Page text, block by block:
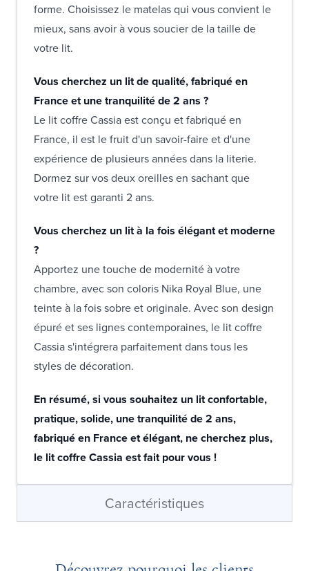
forme. Choisissez le matelas qui vous convient le
mieux, sans avoir à vous soucier de la taille de
votre lit.
Vous cherchez un lit de qualité, fabriqué en
France et une tranquilité de 2 ans ?
Le lit coffre Cassia est conçu et fabriqué en
France, il est le fruit d'un savoir-faire et d'une
expérience de plusieurs années dans la literie.
Dormez sur vos deux oreilles en sachant que
votre lit est garanti 2 ans.
Vous cherchez un lit à la fois élégant et moderne
?
Apportez une touche de modernité à votre
chambre, avec son coloris Nika Royal Blue, une
teinte à la fois sobre et originale. Avec son design
épuré et ses lignes contemporaines, le lit coffre
Cassia s'intégrera parfaitement dans tous les
styles de décoration.
En résumé, si vous souhaitez un lit confortable,
pratique, solide, une tranquilité de 2 ans,
fabriqué en France et élégant, ne cherchez plus,
le lit coffre Cassia est fait pour vous !
Caractéristiques